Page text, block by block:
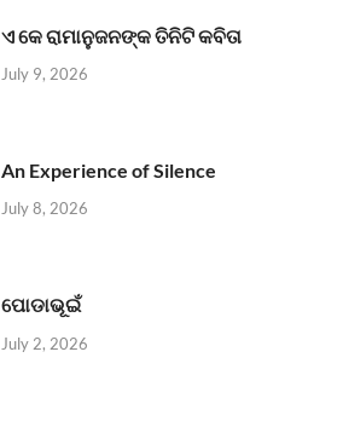
ଏ କେ ରାମାନୁଜନଙ୍କ ତିନିଟି କବିତା
July 9, 2026
An Experience of Silence
July 8, 2026
ପୋଡାଭୂଇଁ
July 2, 2026